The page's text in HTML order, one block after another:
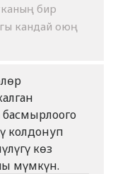
бир
кандай оюң
колдонуп
көз
мүмкүн.